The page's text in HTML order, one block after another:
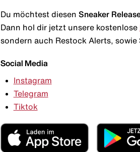
Du möchtest diesen Sneaker
Dann hol dir jetzt unsere kostenlose
sondern auch Restock Alerts,
Social Media
Instagram
Telegram
Tiktok